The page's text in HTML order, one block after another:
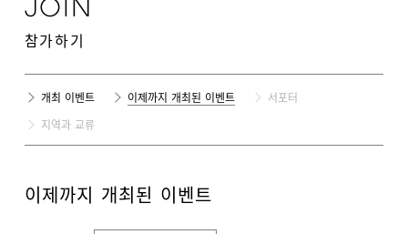
JOIN
참가하기
개최 이벤트 이제까지 개최된 이벤트 서포터
지역과 교류
이제까지 개최된 이벤트